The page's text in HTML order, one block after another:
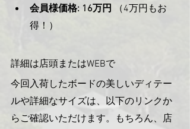
会員様価格: 16万円 （4万円もお
得！）
詳細は店頭またはWEBで
今回入荷したボードの美しいディテー
ルや詳細なサイズは、以下のリンクか
らご確認いただけます。もちろん、店